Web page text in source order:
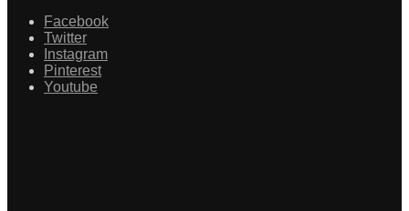
Facebook
Twitter
Instagram
Pinterest
Youtube